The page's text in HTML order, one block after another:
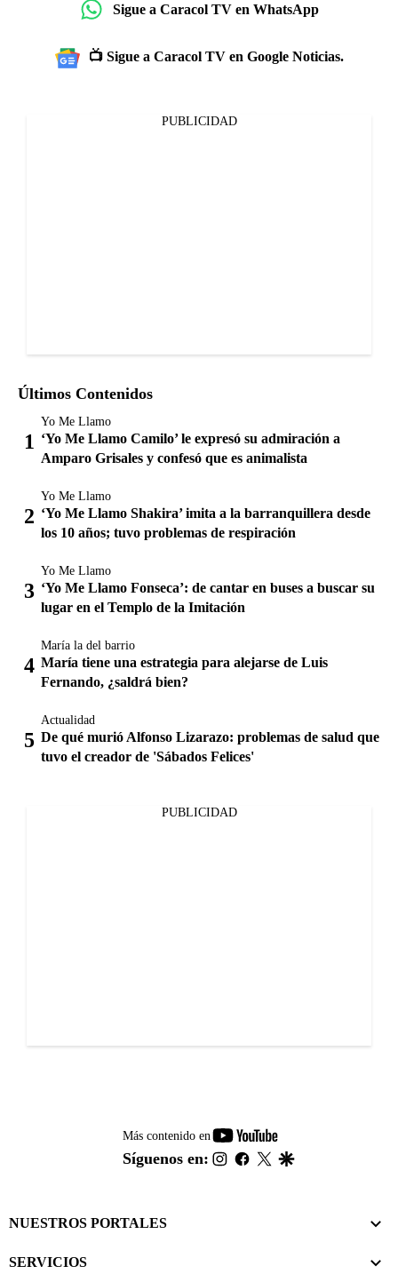
Sigue a Caracol TV en WhatsApp
📺 Sigue a Caracol TV en Google Noticias.
PUBLICIDAD
Últimos Contenidos
Yo Me Llamo
‘Yo Me Llamo Camilo’ le expresó su admiración a
Amparo Grisales y confesó que es animalista
Yo Me Llamo
‘Yo Me Llamo Shakira’ imita a la barranquillera desde
los 10 años; tuvo problemas de respiración
Yo Me Llamo
‘Yo Me Llamo Fonseca’: de cantar en buses a buscar su
lugar en el Templo de la Imitación
María la del barrio
María tiene una estrategia para alejarse de Luis
Fernando, ¿saldrá bien?
Actualidad
De qué murió Alfonso Lizarazo: problemas de salud que
tuvo el creador de 'Sábados Felices'
PUBLICIDAD
Más contenido en
youtube-
footer
Síguenos en: instagram
facebook
twitter
NUESTROS PORTALES
SERVICIOS